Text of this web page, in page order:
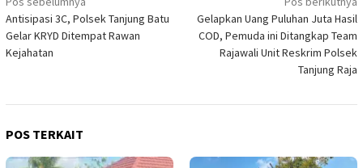
pos
Antisipasi 3C, Polsek Tanjung Batu
Gelar KRYD Ditempat Rawan
Kejahatan
Gelapkan Uang Puluhan Juta Hasil
COD, Pemuda ini Ditangkap Team
Rajawali Unit Reskrim Polsek
Tanjung Raja
POS TERKAIT